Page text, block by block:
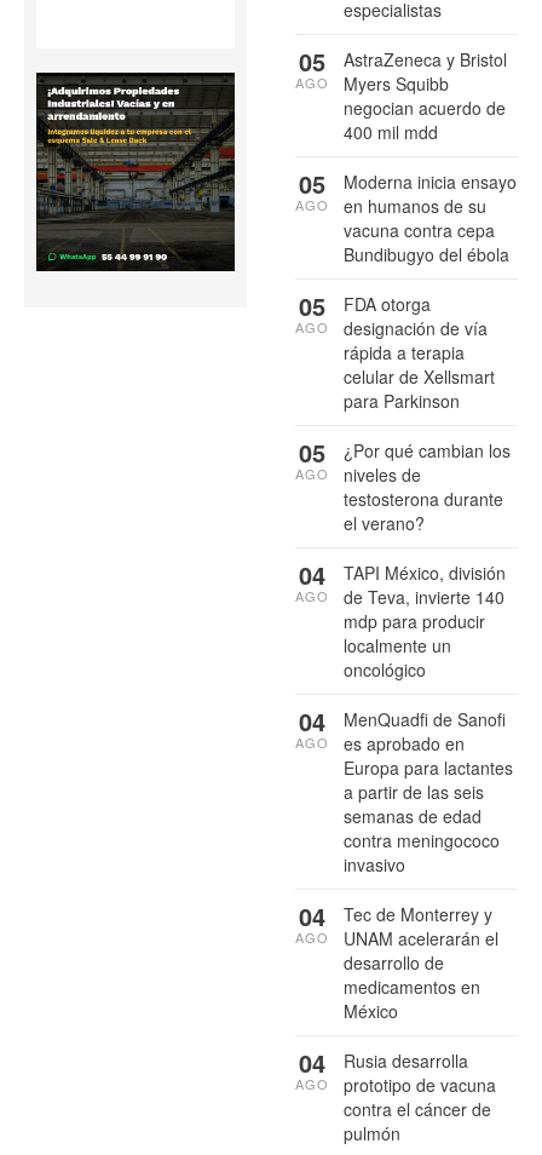
especialistas
AstraZeneca y Bristol
Myers Squibb
negocian acuerdo de
400 mil mdd
05
AGO
Moderna inicia ensayo
en humanos de su
vacuna contra cepa
Bundibugyo del ébola
05
AGO
FDA otorga
designación de vía
rápida a terapia
celular de Xellsmart
para Parkinson
05
AGO
¿Por qué cambian los
niveles de
testosterona durante
el verano?
05
AGO
TAPI México, división
de Teva, invierte 140
mdp para producir
localmente un
oncológico
04
AGO
MenQuadfi de Sanofi
es aprobado en
Europa para lactantes
a partir de las seis
semanas de edad
contra meningococo
invasivo
04
AGO
Tec de Monterrey y
UNAM acelerarán el
desarrollo de
medicamentos en
México
04
AGO
Rusia desarrolla
prototipo de vacuna
contra el cáncer de
pulmón
04
AGO